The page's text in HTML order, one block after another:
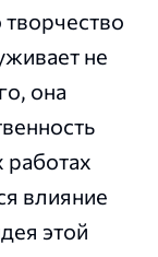
не
она
работах
влияние
этой